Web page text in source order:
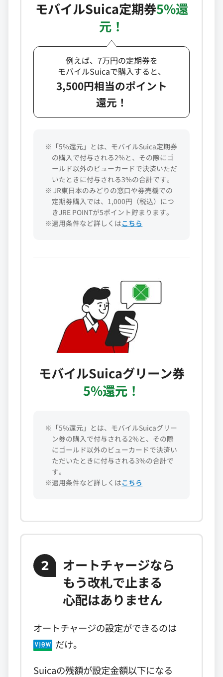
モバイルSuica定期券5%還
元！
例えば、7万円の定期券を
モバイルSuicaで購入すると、
3,500円相当のポイント
還元！
※「5%還元」とは、モバイルSuica定期券
の購入で付与される2%と、その際にゴ
ールド以外のビューカードで決済いただ
いたときに付与される3%の合計です。
※ JR東⽇本のみどりの窓⼝や券売機での
定期券購入では、1,000円（税込）につ
きJRE POINTが5ポイント貯まります。
※適用条件など詳しくはこちら
モバイルSuicaグリーン券
5%還元！
※「5%還元」とは、モバイルSuicaグリー
ン券の購入で付与される2%と、その際
にゴールド以外のビューカードで決済い
ただいたときに付与される3%の合計で
す。
※適用条件など詳しくはこちら
2
オートチャージなら
もう改札で止まる
心配はありません
オートチャージの設定ができるのは
だけ。
Suicaの残額が設定金額以下になる